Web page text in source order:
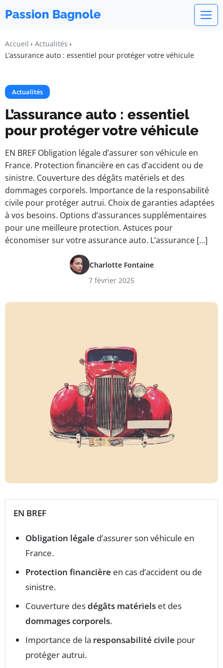
Passion Bagnole
Accueil
Actualités
L’assurance auto : essentiel pour protéger votre véhicule
Actualités
L’assurance auto : essentiel
pour protéger votre véhicule
EN BREF Obligation légale d’assurer son véhicule en
France. Protection financière en cas d’accident ou de
sinistre. Couverture des dégâts matériels et des
dommages corporels. Importance de la responsabilité
civile pour protéger autrui. Choix de garanties adaptées
à vos besoins. Options d’assurances supplémentaires
pour une meilleure protection. Astuces pour
économiser sur votre assurance auto. L’assurance […]
Charlotte Fontaine
7 février 2025
EN BREF
Obligation légale d’assurer son véhicule en
France.
Protection financière en cas d’accident ou de
sinistre.
Couverture desdégâts matériels et des
dommages corporels.
Importance de la responsabilité civile pour
protéger autrui.